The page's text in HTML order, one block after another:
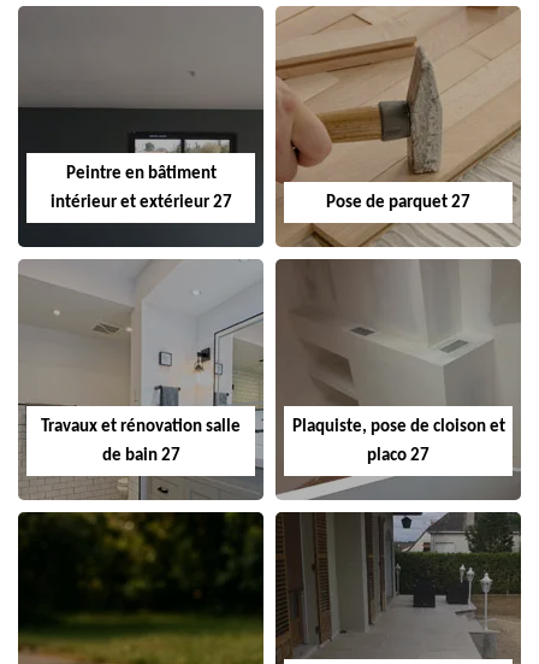
Peintre en bâtiment
intérieur et extérieur 27
Pose de parquet 27
Travaux et rénovation salle
de bain 27
Plaquiste, pose de cloison et
placo 27